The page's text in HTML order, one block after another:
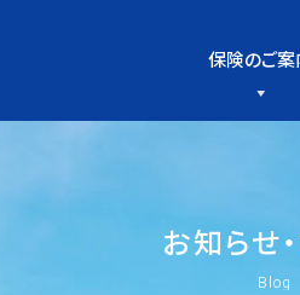
保険のご案
お知らせ・
Blog